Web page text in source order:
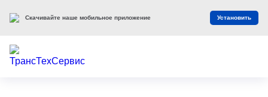
Скачивайте наше мобильное приложение Установить